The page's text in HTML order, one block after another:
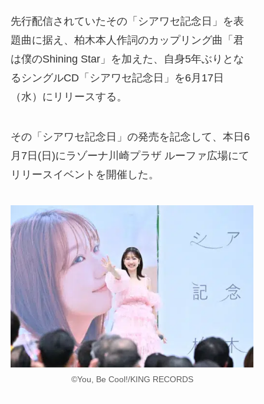
先行配信されていたその「シアワセ記念日」を表
題曲に据え、柏木本人作詞のカップリング曲「君
は僕のShining Star」を加えた、自身5年ぶりとな
るシングルCD「シアワセ記念日」を6月17日
（水）にリリースする。
その「シアワセ記念日」の発売を記念して、本日6
月7日(日)にラゾーナ川崎プラザ ルーファ広場にて
リリースイベントを開催した。
©You, Be Cool!/KING RECORDS